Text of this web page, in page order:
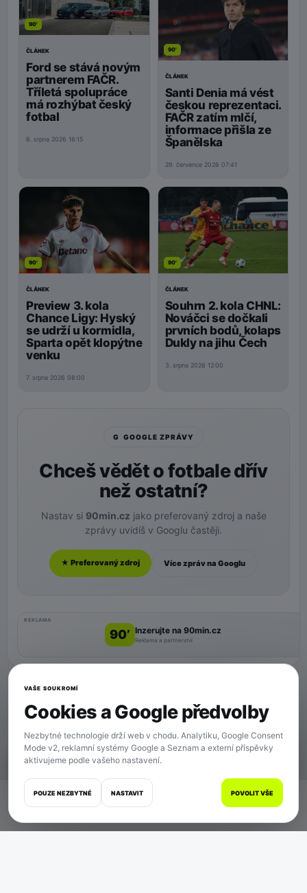
90'
ČLÁNEK
Ford se stává novým
partnerem FAČR.
Tříletá spolupráce
má rozhýbat český
fotbal
6. srpna 2026 16:15
90'
ČLÁNEK
Santi Denia má vést
českou reprezentaci.
FAČR zatím mlčí,
informace přišla ze
Španělska
29. července 2026 07:41
90'
ČLÁNEK
Preview 3. kola
Chance Ligy: Hyský
se udrží u kormidla,
Sparta opět klopýtne
venku
7. srpna 2026 08:00
90'
ČLÁNEK
Souhrn 2. kola CHNL:
Nováčci se dočkali
prvních bodů, kolaps
Dukly na jihu Čech
3. srpna 2026 12:00
G GOOGLE ZPRÁVY
Chceš vědět o fotbale dřív
než ostatní?
Nastav si 90min.cz jako preferovaný zdroj a naše
zprávy uvidíš v Googlu častěji.
★ Preferovaný zdroj Více zpráv na Googlu
REKLAMA
90’ Inzerujte na 90min.cz
Reklama a partnerství
SOUKROMÍ
VAŠE SOUKROMÍ
Cookies a Google předvolby
Nezbytné technologie drží web v chodu. Analytiku, Google Consent
Mode v2, reklamní systémy Google a Seznam a externí příspěvky
aktivujeme podle vašeho nastavení.
POUZE NEZBYTNÉ NASTAVIT POVOLIT VŠE